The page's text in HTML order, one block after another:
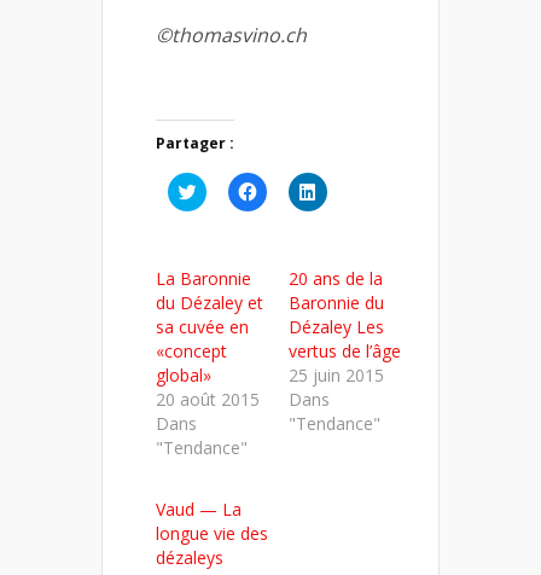
©thomasvino.ch
Partager :
Cliquez
pour
une
nouvelle
fenêtre)
Cliquez
pour
nouvelle
fenêtre)
Cliquez
pour
dans
une
nouvelle
fenêtre)
La Baronnie
du Dézaley et
sa cuvée en
«concept
global»
20 août 2015
Dans
"Tendance"
20 ans de la
Baronnie du
Dézaley Les
vertus de l’âge
25 juin 2015
Dans
"Tendance"
Vaud — La
longue vie des
dézaleys